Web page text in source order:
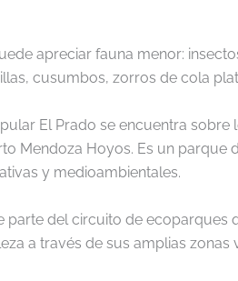
apreciar fauna menor:
cusumbos, zorros de cola
El Prado se encuentra
Mendoza Hoyos. Es un
y medioambientales.
parte del circuito de ecoparques
a través de sus amplias